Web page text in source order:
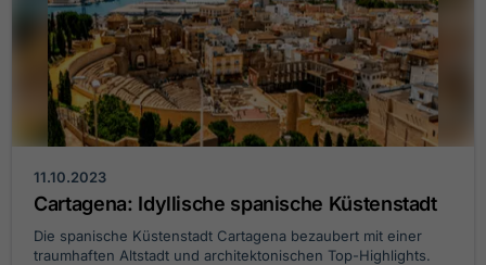
11.10.2023
Cartagena: Idyllische spanische Küstenstadt
Die spanische Küstenstadt Cartagena bezaubert mit einer
traumhaften Altstadt und architektonischen Top-Highlights.